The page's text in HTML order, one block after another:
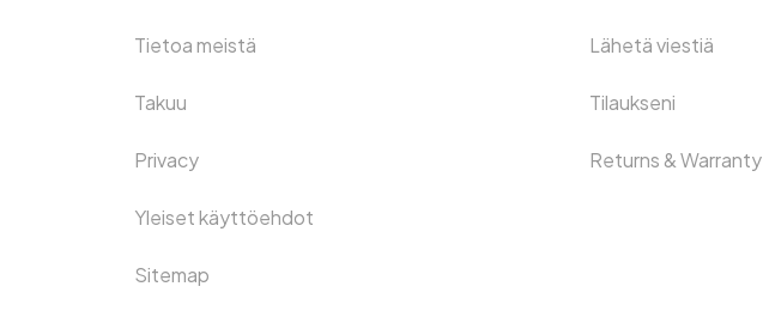
Tietoa meistä
Takuu
Privacy
Yleiset käyttöehdot
Sitemap
Lähetä viestiä
Tilaukseni
Returns & Warranty